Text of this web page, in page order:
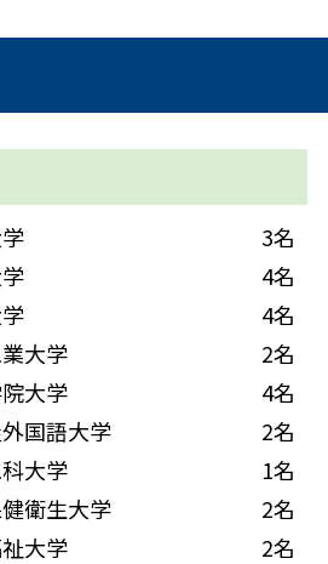
3名
4名
4名
大学
2名
大学
4名
国語大学
2名
大学
1名
衛生大学
2名
大学
2名